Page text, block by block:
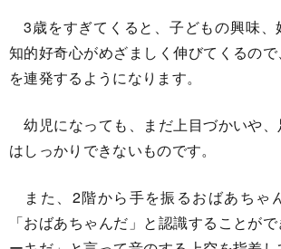
3歳をすぎてくると、子どもの興味、
知的好奇心がめざましく伸びてくるので
を連発するようになります。
幼児になっても、まだ上目づかいや、
はしっかりできないものです。
また、2階から手を振るおばあちゃ
「おばあちゃんだ」と認識することが